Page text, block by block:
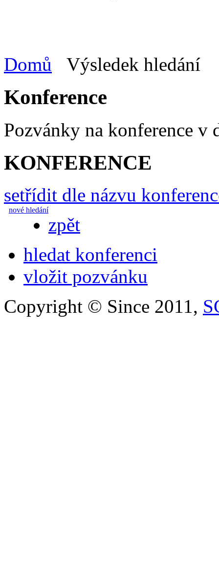
Domů Výsledek hledání
Konference
Pozvánky na konference v
KONFERENCE
setřídit dle názvu
nové hledání
zpět
hledat konferenci
vložit pozvánku
Copyright © Since 2011,